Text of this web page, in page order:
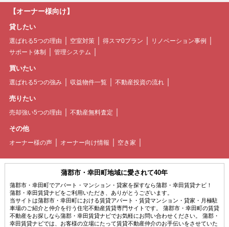
【オーナー様向け】
貸したい
選ばれる5つの理由 空室対策 得スマ0プラン
リノベーション事例
サポート体制
管理システム
買いたい
選ばれる5つの強み 収益物件一覧 不動産投資の流れ
売りたい
売却強い5つの理由 不動産無料査定
その他
オーナー様の声 オーナー向け情報 空き家
蒲郡市・幸田町地域に愛されて40年
蒲郡市・幸田町でアパート・マンション・貸家を探すなら蒲郡・幸田賃貸ナビ！
蒲郡・幸田賃貸ナビをご利用いただき、ありがとうございます。
当サイトは蒲郡市・幸田町における賃貸アパート・賃貸マンション・貸家・月極駐
車場のご紹介と仲介を行う住宅不動産賃貸専門サイトです。 蒲郡市・幸田町の賃貸
不動産をお探しなら蒲郡・幸田賃貸ナビでお気軽にお問い合わせください。 蒲郡・
幸田賃貸ナビでは、お客様の立場にたって賃貸不動産仲介のお手伝いをさせていた